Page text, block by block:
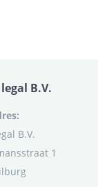
B.V.
B.V.
1